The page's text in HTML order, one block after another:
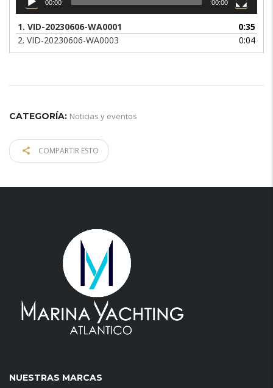
00:00 00:00
1. VID-20230606-WA0001
0:35
2. VID-20230606-WA0003 0:04
CATEGORÍA: Noticias y eventos
COMPARTIR ESTO
NUESTRAS MARCAS